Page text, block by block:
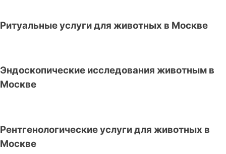
Ритуальные услуги для животных в Москве
Эндоскопические исследования животным в
Москве
Рентгенологические услуги для животных в
Москве